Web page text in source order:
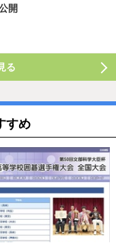
開
る
すめ